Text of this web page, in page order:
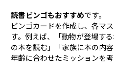
読書ビンゴもおすすめです。
ビンゴカードを作成し、各マ
す。例えば、「動物が登場す
の本を読む」「家族に本の内容
年齢に合わせたミッションを